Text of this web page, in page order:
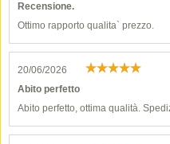
Recensione.
Ottimo rapporto qualita` prezzo.
20/06/2026
Abito perfetto
Abito perfetto, ottima qualità.